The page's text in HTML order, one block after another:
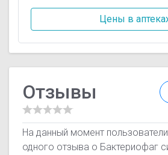
Цены в
Отзывы
На данный момент
одного отзыва о Бактериофаг